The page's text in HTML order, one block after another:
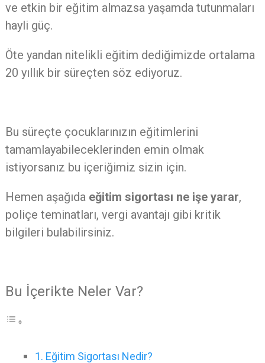
ve etkin bir eğitim almazsa yaşamda tutunmaları
hayli güç.
Öte yandan nitelikli eğitim dediğimizde ortalama
20 yıllık bir süreçten söz ediyoruz.
Bu süreçte çocuklarınızın eğitimlerini
tamamlayabileceklerinden emin olmak
istiyorsanız bu içeriğimiz sizin için.
Hemen aşağıda eğitim sigortası ne işe yarar,
poliçe teminatları, vergi avantajı gibi kritik
bilgileri bulabilirsiniz.
Bu İçerikte Neler Var?
Eğitim Sigortası Nedir?